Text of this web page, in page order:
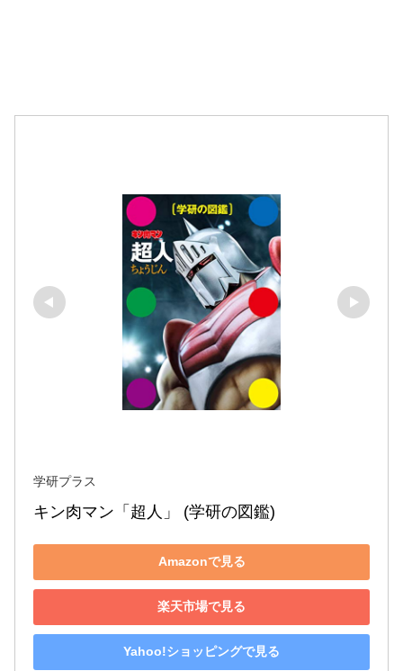
学研プラス
キン肉マン「超人」 (学研の図鑑)
Amazonで見る
楽天市場で見る
Yahoo!ショッピングで見る